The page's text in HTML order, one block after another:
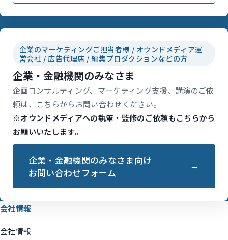
企業のマーケティングご担当者様 / オウンドメディア運
営会社 / 広告代理店 / 編集プロダクションなどの方
企業・金融機関のみなさま
企画コンサルティング、マーケティング支援、講演のご依
頼は、こちらからお問い合わせください。
※オウンドメディアへの執筆・監修のご依頼もこちらから
お願いいたします。
企業・金融機関のみなさま向け
お問い合わせフォーム
会社情報
会社情報